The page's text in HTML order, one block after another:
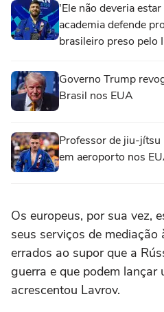
'Ele não deveria
academia defende
brasileiro preso pelo
Governo Trump
Brasil nos EUA
Professor de jiu-jítsu
em aeroporto nos
Os europeus, por sua ⁠vez,
seus serviços de mediação
errados ao supor que a
guerra e que podem lançar
acrescentou Lavrov.